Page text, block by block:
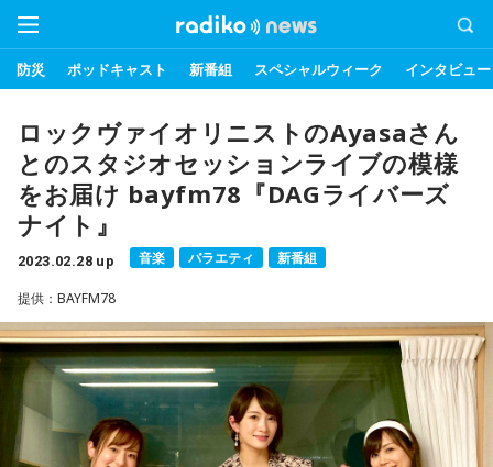
防災 ポッドキャスト 新番組 スペシャルウィーク インタビュー
ロックヴァイオリニストのAyasaさん
とのスタジオセッションライブの模様
をお届け bayfm78『DAGライバーズ
ナイト』
2023.02.28 up 音楽 バラエティ 新番組
提供：BAYFM78